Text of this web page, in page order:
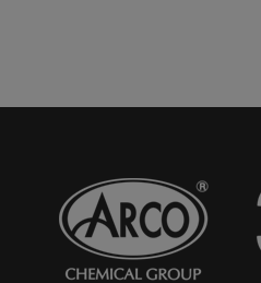
Per scaricare le schede di
necessario accedere al portale.
account puoi effettuare la
ottenere le credenziali di